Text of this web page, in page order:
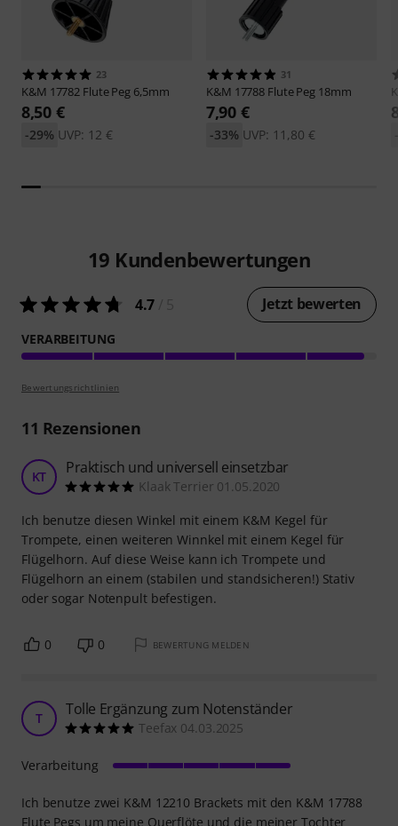
23
K&M 17782 Flute Peg 6,5mm
8,50 €
UVP: 12 €
-29%
31
K&M 17788 Flute Peg 18mm
7,90 €
UVP: 11,80 €
-33%
19 Kundenbewertungen
4.7 Jetzt bewerten
VERARBEITUNG
Bewertungsrichtlinien
11 Rezensionen
KT Praktisch und universell einsetzbar
Klaak Terrier 01.05.2020
Ich benutze diesen Winkel mit einem K&M Kegel für
Trompete, einen weiteren Winnkel mit einem Kegel für
Flügelhorn. Auf diese Weise kann ich Trompete und
Flügelhorn an einem (stabilen und standsicheren!) Stativ
oder sogar Notenpult befestigen.
0 0 BEWERTUNG MELDEN
T Tolle Ergänzung zum Notenständer
Teefax 04.03.2025
Ich benutze zwei K&M 12210 Brackets mit den K&M 17788
Flute Pegs um meine Querflöte und die meiner Tochter
Verarbeitung